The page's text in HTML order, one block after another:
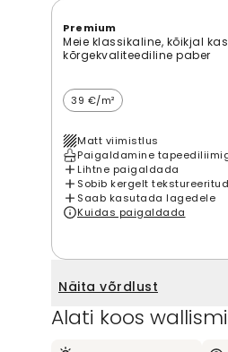
Premium
Meie klassikaline, kõikjal
kõrgekvaliteediline paber
39 €/m²
Matt viimistlus
Paigaldamine
Lihtne paigaldada
Sobib kergelt
Saab kasutada lagedele
Kuidas paigaldada
Näita võrdlust
Alati koos